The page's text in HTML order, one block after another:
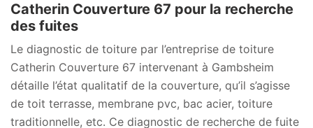
Catherin Couverture 67 pour la recherche
des fuites
Le diagnostic de toiture par l’entreprise de toiture
Catherin Couverture 67 intervenant à Gambsheim
détaille l’état qualitatif de la couverture, qu’il s’agisse
de toit terrasse, membrane pvc, bac acier, toiture
traditionnelle, etc. Ce diagnostic de recherche de fuite